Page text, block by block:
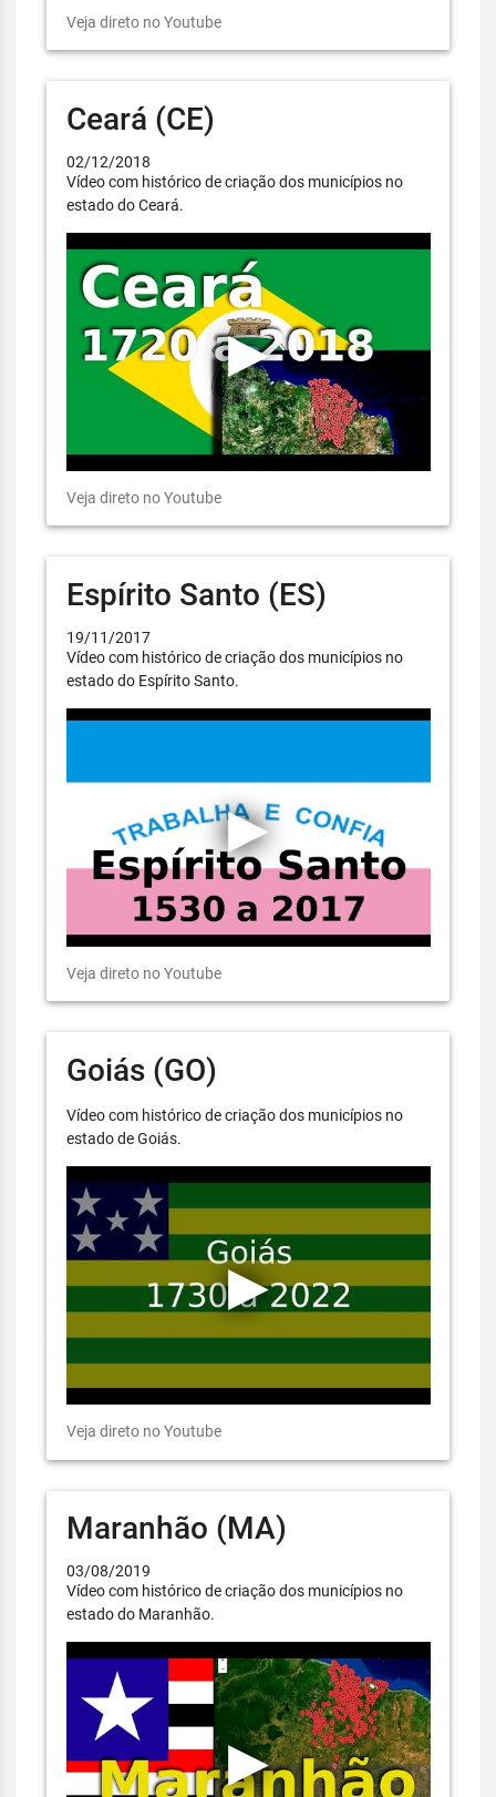
Veja direto no Youtube
Ceará (CE)
02/12/2018
Vídeo com histórico de criação dos municípios no
estado do Ceará.
Veja direto no Youtube
Espírito Santo (ES)
19/11/2017
Vídeo com histórico de criação dos municípios no
estado do Espírito Santo.
Veja direto no Youtube
Goiás (GO)
Vídeo com histórico de criação dos municípios no
estado de Goiás.
Veja direto no Youtube
Maranhão (MA)
03/08/2019
Vídeo com histórico de criação dos municípios no
estado do Maranhão.